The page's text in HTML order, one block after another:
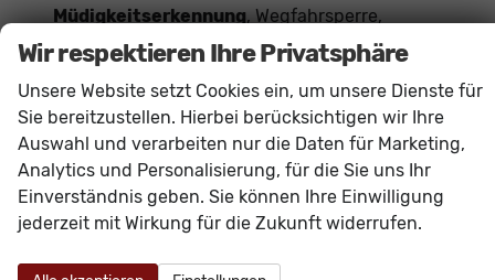
Müdigkeitserkennung, Wegfahrsperre,
Zentralverriegelung mit Funkfernbedienung,
Connect
Navigation bequem über Smartphone-
Apps wie Google Maps oder Apple Karten
möglich)
Das Fahrzeug verfügt über kein fest verbautes
Navigationssystem. DurchApple CarPlay /
Wir respektieren Ihre Privatsphäre
Unsere Website setzt Cookies ein, um unsere Dienste für
Sie bereitzustellen. Hierbei berücksichtigen wir Ihre
Auswahl und verarbeiten nur die Daten für Marketing,
Analytics und Personalisierung, für die Sie uns Ihr
Einverständnis geben. Sie können Ihre Einwilligung
jederzeit mit Wirkung für die Zukunft widerrufen.